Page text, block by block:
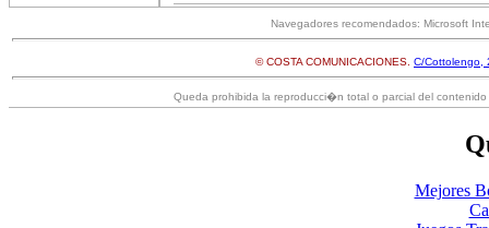
Navegadores recomendados: Microsoft
© COSTA COMUNICACIONES. C/Cottolengo,
Queda prohibida la reproducci�n total o parcial del
Mejores